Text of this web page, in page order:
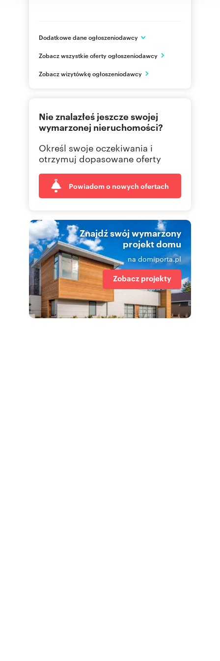
Dodatkowe dane ogłoszeniodawcy
Szczecin
PL
Zobacz wszystkie oferty ogłoszeniodawcy
Zobacz wizytówkę ogłoszeniodawcy
Nie znalazłeś jeszcze swojej
wymarzonej nieruchomości?
Określ swoje oczekiwania i
otrzymuj dopasowane oferty
Powiadom o nowych ofertach
Znajdź swój wymarzony
projekt domu
na domiporta.pl
Zobacz projekty